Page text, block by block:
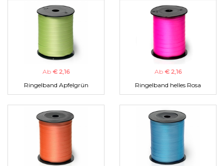
Ab € 2,16
Ringelband Apfelgrün
Ab € 2,16
Ringelband helles Rosa